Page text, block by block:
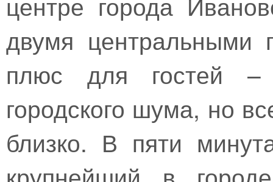
двумя центральными
плюс для гостей
городского шума, но
близко. В пяти